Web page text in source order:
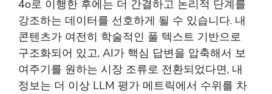
4o로 이행한 후에는 더 간결하고 논리적 단계를
강조하는 데이터를 선호하게 될 수 있습니다. 내
콘텐츠가 여전히 학술적인 풀 텍스트 기반으로
구조화되어 있고, AI가 핵심 답변을 압축해서 보
여주기를 원하는 시장 조류로 전환되었다면, 내
정보는 더 이상 LLM 평가 메트릭에서 수위를 차